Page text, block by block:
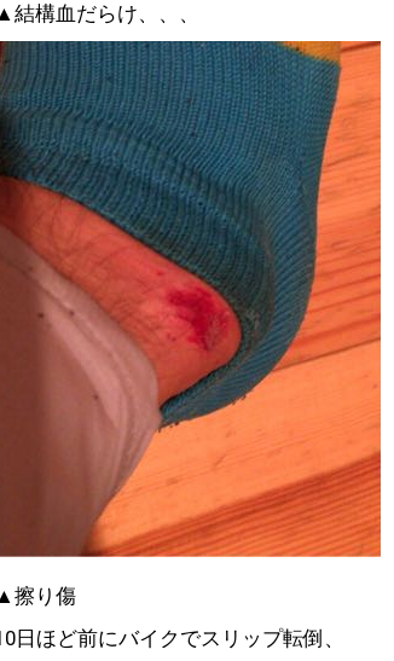
結構血だらけ、、、
擦り傷
日ほど前にバイクでスリップ転倒、